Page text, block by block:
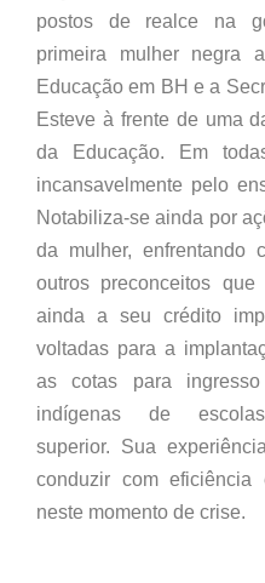
postos de realce na
primeira mulher negra
Educação em BH e a
Esteve à frente de uma
da Educação. Em
incansavelmente pelo
Notabiliza-se ainda por
da mulher, enfrentando
outros preconceitos
ainda a seu crédito
voltadas para a
as cotas para
indígenas de
superior. Sua
conduzir com
neste momento de crise.